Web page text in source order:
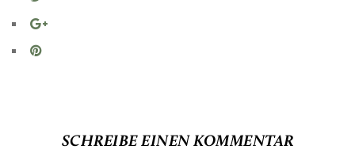
SCHREIBE EINEN KOMMENTAR